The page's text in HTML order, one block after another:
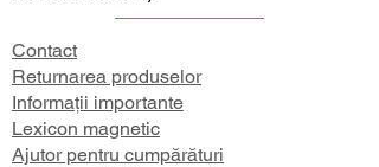
Contact
Returnarea produselor
Informații importante
Lexicon magnetic
Ajutor pentru cumpărături